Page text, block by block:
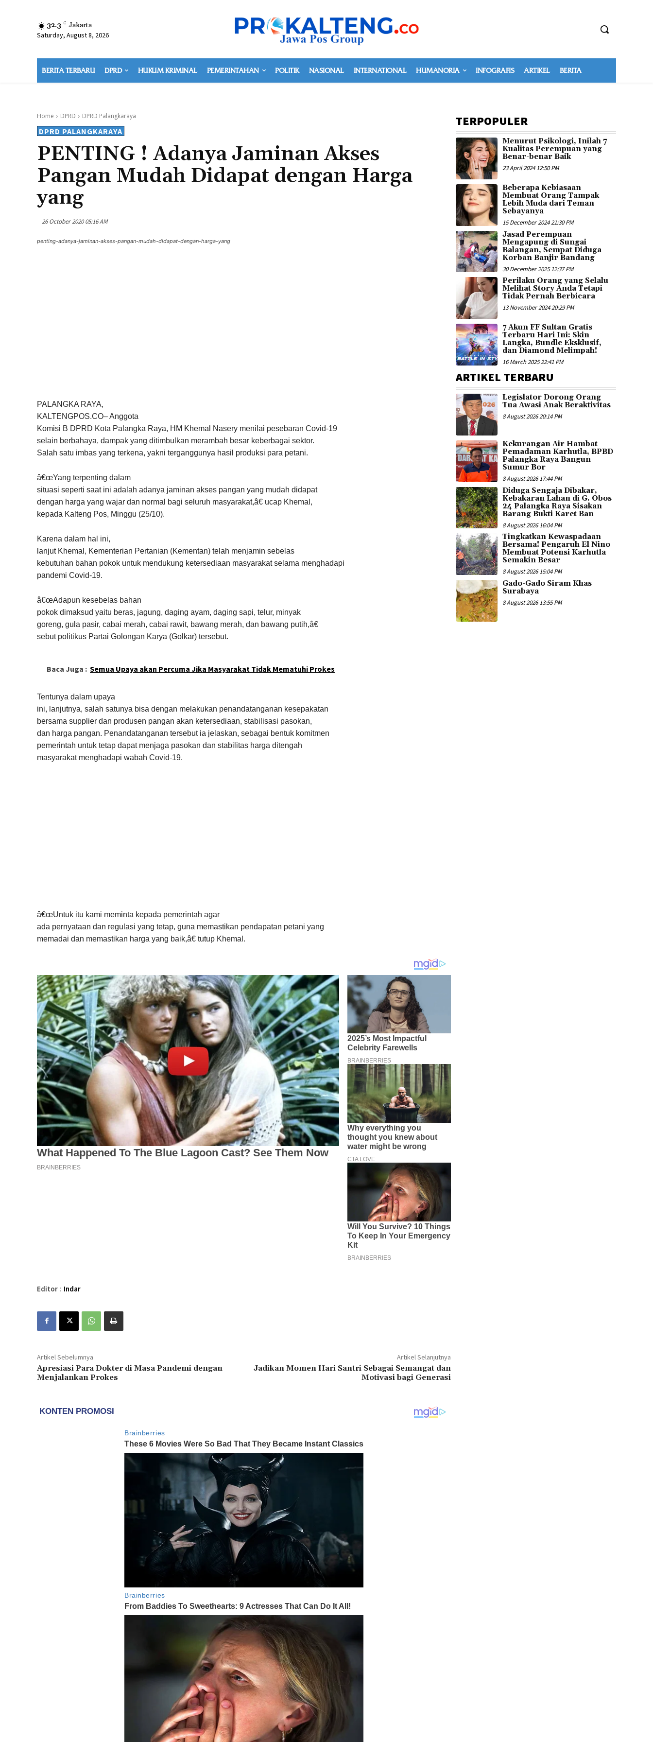
32.3 C Jakarta
Saturday, August 8, 2026
BERITA TERBARU DPRD HUKUM KRIMINAL PEMERINTAHAN POLITIK NASIONAL INTERNATIONAL HUMANORIA INFOGRAFIS ARTIKEL BERITA
Home DPRD DPRD Palangkaraya
DPRD PALANGKARAYA
PENTING ! Adanya Jaminan Akses
Pangan Mudah Didapat dengan Harga
yang
26 October 2020 05:16 AM
penting-adanya-jaminan-akses-pangan-mudah-didapat-dengan-harga-yang
PALANGKA RAYA,
KALTENGPOS.CO–Anggota
Komisi B DPRD Kota Palangka Raya, HM Khemal Nasery menilai pesebaran Covid-19
selain berbahaya, dampak yang ditimbulkan merambah besar keberbagai sektor.
Salah satu imbas yang terkena, yakni terganggunya hasil produksi para petani.
â€œYang terpenting dalam
situasi seperti saat ini adalah adanya jaminan akses pangan yang mudah didapat
dengan harga yang wajar dan normal bagi seluruh masyarakat,â€ ucap Khemal,
kepada Kalteng Pos, Minggu (25/10).
Karena dalam hal ini,
lanjut Khemal, Kementerian Pertanian (Kementan) telah menjamin sebelas
kebutuhan bahan pokok untuk mendukung ketersediaan masyarakat selama menghadapi
pandemi Covid-19.
â€œAdapun kesebelas bahan
pokok dimaksud yaitu beras, jagung, daging ayam, daging sapi, telur, minyak
goreng, gula pasir, cabai merah, cabai rawit, bawang merah, dan bawang putih,â€
sebut politikus Partai Golongan Karya (Golkar) tersebut.
Baca Juga : Semua Upaya akan Percuma Jika Masyarakat Tidak Mematuhi Prokes
Tentunya dalam upaya
ini, lanjutnya, salah satunya bisa dengan melakukan penandatanganan kesepakatan
bersama supplier dan produsen pangan akan ketersediaan, stabilisasi pasokan,
dan harga pangan. Penandatanganan tersebut ia jelaskan, sebagai bentuk komitmen
pemerintah untuk tetap dapat menjaga pasokan dan stabilitas harga ditengah
masyarakat menghadapi wabah Covid-19.
â€œUntuk itu kami meminta kepada pemerintah agar
ada pernyataan dan regulasi yang tetap, guna memastikan pendapatan petani yang
memadai dan memastikan harga yang baik,â€ tutup Khemal.
Editor : Indar
Artikel Sebelumnya
Apresiasi Para Dokter di Masa Pandemi dengan
Menjalankan Prokes
Artikel Selanjutnya
Jadikan Momen Hari Santri Sebagai Semangat dan
Motivasi bagi Generasi
TERPOPULER
Menurut Psikologi, Inilah 7
Kualitas Perempuan yang
Benar-benar Baik
23 April 2024 12:50 PM
Beberapa Kebiasaan
Membuat Orang Tampak
Lebih Muda dari Teman
Sebayanya
15 December 2024 21:30 PM
Jasad Perempuan
Mengapung di Sungai
Balangan, Sempat Diduga
Korban Banjir Bandang
30 December 2025 12:37 PM
Perilaku Orang yang Selalu
Melihat Story Anda Tetapi
Tidak Pernah Berbicara
13 November 2024 20:29 PM
7 Akun FF Sultan Gratis
Terbaru Hari Ini: Skin
Langka, Bundle Eksklusif,
dan Diamond Melimpah!
16 March 2025 22:41 PM
ARTIKEL TERBARU
Legislator Dorong Orang
Tua Awasi Anak Beraktivitas
8 August 2026 20:14 PM
Kekurangan Air Hambat
Pemadaman Karhutla, BPBD
Palangka Raya Bangun
Sumur Bor
8 August 2026 17:44 PM
Diduga Sengaja Dibakar,
Kebakaran Lahan di G. Obos
24 Palangka Raya Sisakan
Barang Bukti Karet Ban
8 August 2026 16:04 PM
Tingkatkan Kewaspadaan
Bersama! Pengaruh El Nino
Membuat Potensi Karhutla
Semakin Besar
8 August 2026 15:04 PM
Gado-Gado Siram Khas
Surabaya
8 August 2026 13:55 PM